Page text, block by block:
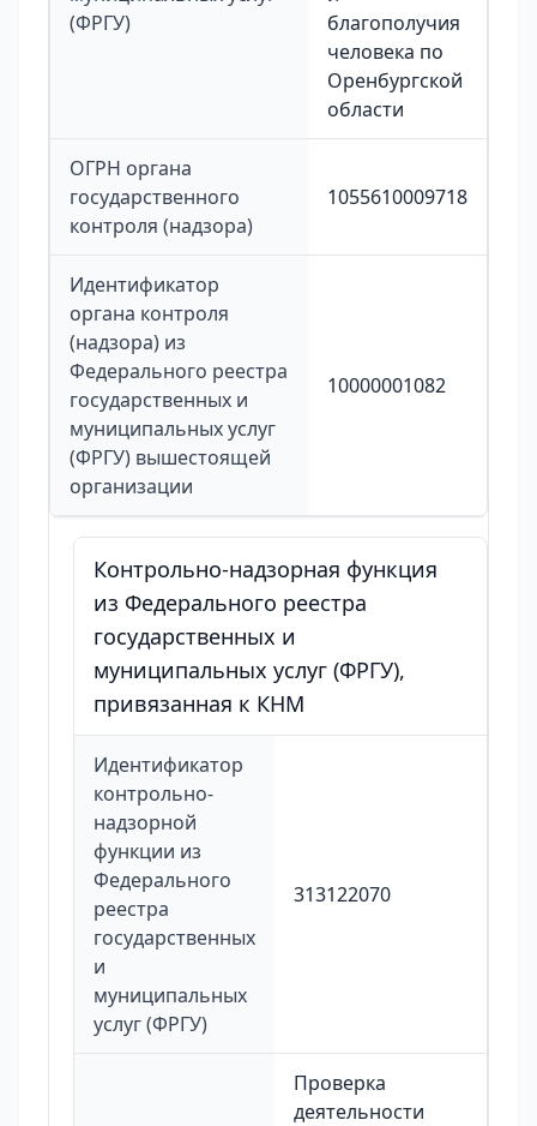
(ФРГУ)
благополучия
человека по
Оренбургской
области
ОГРН органа
государственного
контроля (надзора)
1055610009718
Идентификатор
органа контроля
(надзора) из
Федерального реестра
государственных и
муниципальных услуг
(ФРГУ) вышестоящей
организации
10000001082
Контрольно-надзорная функция
из Федерального реестра
государственных и
муниципальных услуг (ФРГУ),
привязанная к КНМ
Идентификатор
контрольно-
надзорной
функции из
Федерального
реестра
государственных
и
муниципальных
услуг (ФРГУ)
313122070
Проверка
деятельности